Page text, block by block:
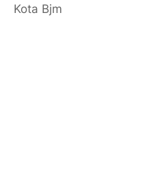
Kota Bjm